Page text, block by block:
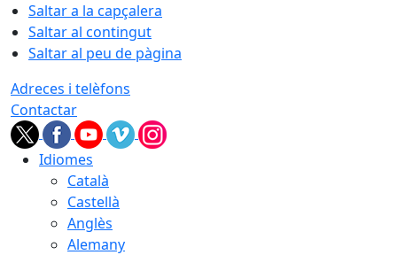
Saltar a la capçalera
Saltar al contingut
Saltar al peu de pàgina
Adreces i telèfons
Contactar
Idiomes
Català
Castellà
Anglès
Alemany